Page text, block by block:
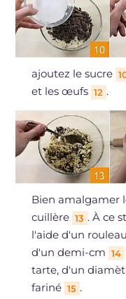
ajoutez le sucre
et les œufs 12 .
Bien amalgamer
cuillère 13 . À ce
l'aide d'un
d'un demi-cm 14
tarte, d'un
fariné 15 .